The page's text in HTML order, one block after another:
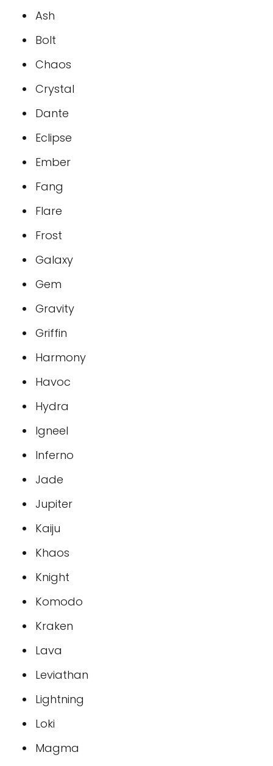
Ash
Bolt
Chaos
Crystal
Dante
Eclipse
Ember
Fang
Flare
Frost
Galaxy
Gem
Gravity
Griffin
Harmony
Havoc
Hydra
Igneel
Inferno
Jade
Jupiter
Kaiju
Khaos
Knight
Komodo
Kraken
Lava
Leviathan
Lightning
Loki
Magma